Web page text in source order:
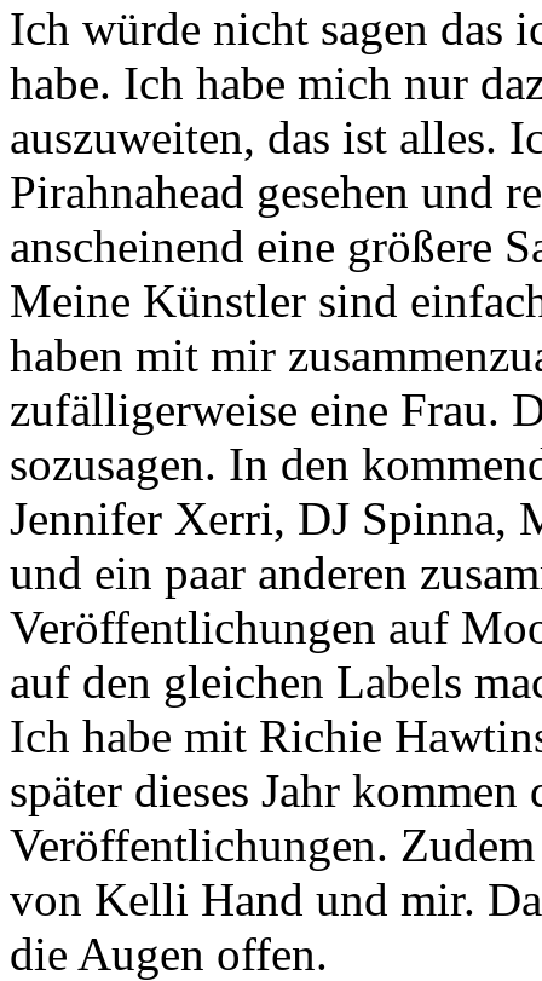
Ich würde nicht sagen das
habe. Ich habe mich nur
auszuweiten, das ist alles.
Pirahnahead gesehen und
anscheinend eine größere
Meine Künstler sind
haben mit mir
zufälligerweise eine Frau.
sozusagen. In den
Jennifer Xerri, DJ Spinna,
und ein paar anderen
Veröffentlichungen auf
auf den gleichen Labels
Ich habe mit Richie
später dieses Jahr
Veröffentlichungen.
von Kelli Hand und mir.
die Augen offen.